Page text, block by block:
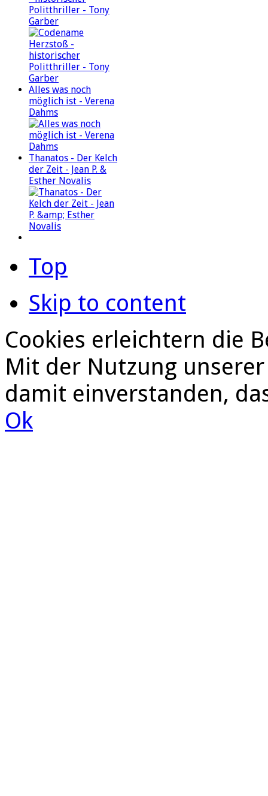
Politthriller - Tony
Garber
Alles was noch
möglich ist - Verena
Dahms
Thanatos - Der Kelch
der Zeit - Jean P. &
Esther Novalis
Top
Skip to content
Cookies erleichtern die
Mit der Nutzung
damit einverstanden,
Ok